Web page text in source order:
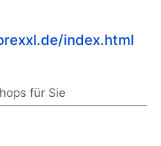
index.html
für Sie